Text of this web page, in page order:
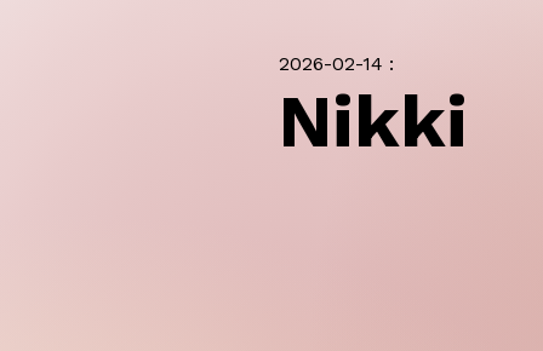
2026-02-14 :
Nikki